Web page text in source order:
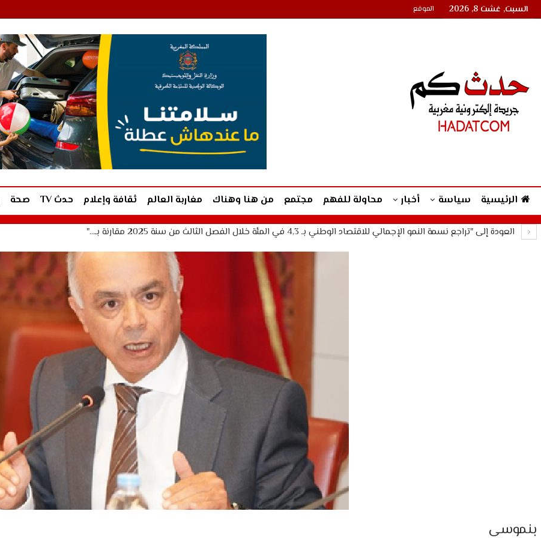
السبت, غشت 8, 2026 الموقع
الرئيسية سياسة أخبار محاولة للفهم مجتمع من هنا وهناك مغاربة العالم ثقافة وإعلام حدث TV صحة
العودة إلى "تراجع نسمة النمو الإجمالي للاقتصاد الوطني بـ 4,3 في المئة خلال الفصل الثالث من سنة 2025 مقارنة بـ…"
بنموسى